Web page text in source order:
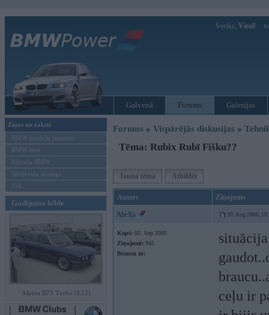
Sveiks, Viesi!
Galvenā Forums Galerijas
Ziņas un raksti
BMW modeļu jaunumi
BMW testi
Mēneša BMW
Sērijveida tūnings
Vel...
Gadījuma bilde
Alpina B7S Turbo (E12)
Forums » Vispārējās diskusijas »
Tēma: Rubix Rubī Fišku??
Jauna tēma Atbildēt
Autors Ziņojums
AleXs 30. Aug 2006,
Kopš: 02. Sep 2005
Ziņojumi: 945
Braucu ar:
ceļu ir